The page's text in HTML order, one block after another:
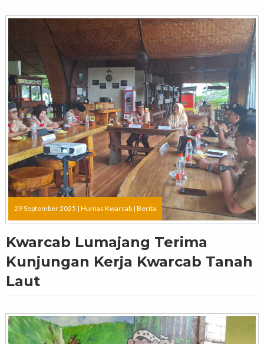
29 September 2025 | Humas Kwarcab | Berita
Kwarcab Lumajang Terima
Kunjungan Kerja Kwarcab Tanah
Laut